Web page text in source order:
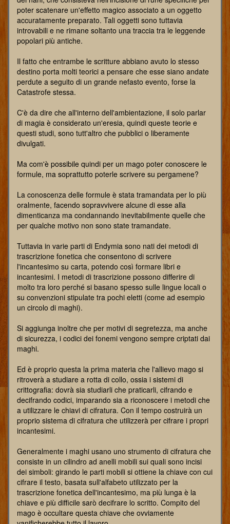
poter scatenare un'effetto magico associato a un oggetto
accuratamente preparato. Tali oggetti sono tuttavia
introvabili e ne rimane soltanto una traccia tra le leggende
popolari più antiche.
Il fatto che entrambe le scritture abbiano avuto lo stesso
destino porta molti teorici a pensare che esse siano andate
perdute a seguito di un grande nefasto evento, forse la
Catastrofe stessa.
C'è da dire che all'interno dell'ambientazione, il solo parlar
di magia è considerato un'eresia, quindi queste teorie e
questi studi, sono tutt'altro che pubblici o liberamente
divulgati.
Ma com'è possibile quindi per un mago poter conoscere le
formule, ma soprattutto poterle scrivere su pergamene?
La conoscenza delle formule è stata tramandata per lo più
oralmente, facendo sopravvivere alcune di esse alla
dimenticanza ma condannando inevitabilmente quelle che
per qualche motivo non sono state tramandate.
Tuttavia in varie parti di Endymia sono nati dei metodi di
trascrizione fonetica che consentono di scrivere
l'incantesimo su carta, potendo così formare libri e
incantesimi. I metodi di trascrizione possono differire di
molto tra loro perché si basano spesso sulle lingue locali o
su convenzioni stipulate tra pochi eletti (come ad esempio
un circolo di maghi).
Si aggiunga inoltre che per motivi di segretezza, ma anche
di sicurezza, i codici dei fonemi vengono sempre criptati dai
maghi.
Ed è proprio questa la prima materia che l'allievo mago si
ritroverà a studiare a rotta di collo, ossia i sistemi di
crittografia: dovrà sia studiarli che praticarli, cifrando e
decifrando codici, imparando sia a riconoscere i metodi che
a utilizzare le chiavi di cifratura. Con il tempo costruirà un
proprio sistema di cifratura che utilizzerà per cifrare i propri
incantesimi.
Generalmente i maghi usano uno strumento di cifratura che
consiste in un cilindro ad anelli mobili sui quali sono incisi
dei simboli: girando le parti mobili si ottiene la chiave con cui
cifrare il testo, basata sull'alfabeto utilizzato per la
trascrizione fonetica dell'incantesimo, ma più lunga è la
chiave e più difficile sarò decifrare lo scritto. Compito del
mago è occultare questa chiave che ovviamente